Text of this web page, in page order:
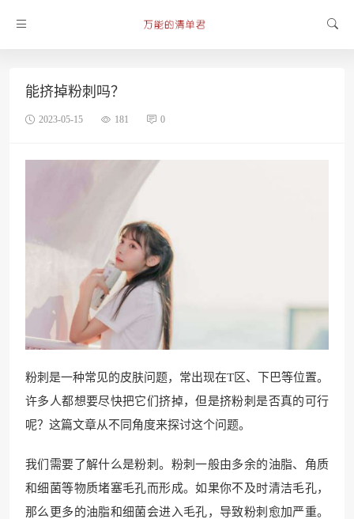
能挤掉粉刺吗？
2023-05-15 181 0
粉刺是一种常见的皮肤问题，常出现在T区、下巴等位置。
许多人都想要尽快把它们挤掉，但是挤粉刺是否真的可行
呢？这篇文章从不同角度来探讨这个问题。
我们需要了解什么是粉刺。粉刺一般由多余的油脂、角质
和细菌等物质堵塞毛孔而形成。如果你不及时清洁毛孔，
那么更多的油脂和细菌会进入毛孔，导致粉刺愈加严重。